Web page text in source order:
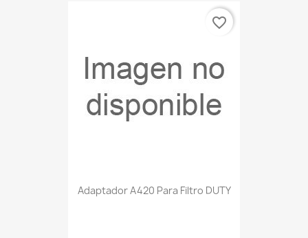
Adaptador A420 Para Filtro DUTY
favorite_border